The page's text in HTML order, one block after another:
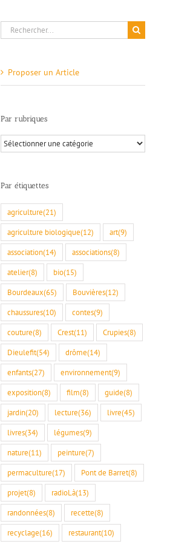
Rechercher:
Proposer un Article
Par rubriques
Par
rubriques
Par étiquettes
agriculture(21)
agriculture biologique(12) art(9)
association(14) associations(8)
atelier(8) bio(15)
Bourdeaux(65) Bouvières(12)
chaussures(10) contes(9)
couture(8) Crest(11) Crupies(8)
Dieulefit(54) drôme(14)
enfants(27) environnement(9)
exposition(8) film(8) guide(8)
jardin(20) lecture(36) livre(45)
livres(34) légumes(9)
nature(11) peinture(7)
permaculture(17) Pont de Barret(8)
projet(8) radioLà(13)
randonnées(8) recette(8)
recyclage(16) restaurant(10)